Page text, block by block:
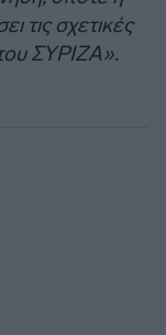
τις σχετικές
ΣΥΡΙΖΑ».